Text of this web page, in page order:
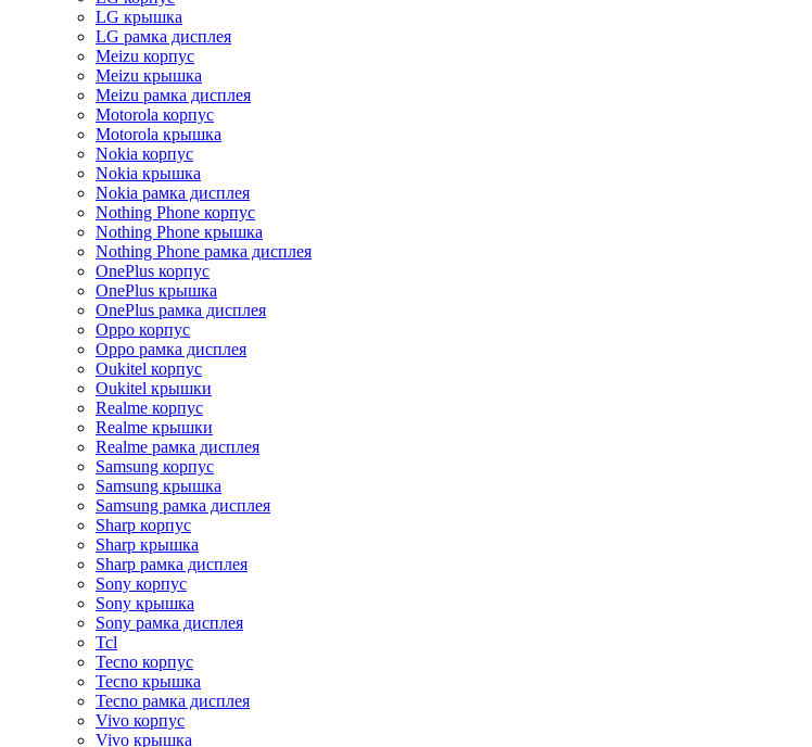
LG крышка
LG рамка дисплея
Meizu корпус
Meizu крышка
Meizu рамка дисплея
Motorola корпус
Motorola крышка
Nokia корпус
Nokia крышка
Nokia рамка дисплея
Nothing Phone корпус
Nothing Phone крышка
Nothing Phone рамка дисплея
OnePlus корпус
OnePlus крышка
OnePlus рамка дисплея
Oppo корпус
Oppo рамка дисплея
Oukitel корпус
Oukitel крышки
Realme корпус
Realme крышки
Realme рамка дисплея
Samsung корпус
Samsung крышка
Samsung рамка дисплея
Sharp корпус
Sharp крышка
Sharp рамка дисплея
Sony корпус
Sony крышка
Sony рамка дисплея
Tcl
Tecno корпус
Tecno крышка
Tecno рамка дисплея
Vivo корпус
Vivo крышка